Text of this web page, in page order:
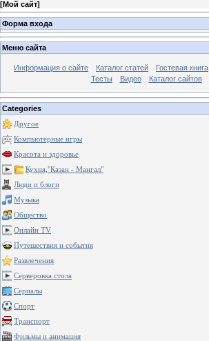
[Мой сайт]
Форма входа
Меню сайта
Информация о сайте Каталог статей Гостевая книга
Тесты
Видео Каталог сайтов
Categories
Другое
Компьютерные игры
Красота и здоровье
Кухня,"Казан - Мангал"
Люди и блоги
Музыка
Общество
Онлайн TV
Путешествия и события
Развлечения
Серверовка стола
Сериалы
Спорт
Транспорт
Фильмы и анимация